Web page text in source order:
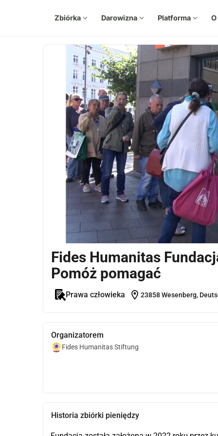
Zbiórka expand_more Darowizna expand_more Platforma expand_more
Fides Humanitas
Pomóż pomagać
Prawa człowieka location_on 23858 Wesenberg,
Organizatorem
Fides Humanitas Stiftung
Historia zbiórki pieniędzy